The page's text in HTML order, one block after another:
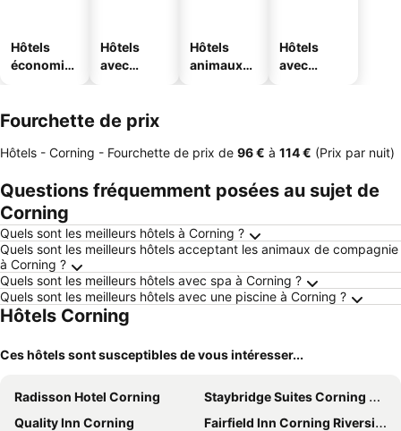
Hôtels
économiq
Hôtels
avec
Hôtels
animaux
Hôtels
avec
Fourchette de prix
Hôtels - Corning - Fourchette de prix de ‎96 € à ‎114 € (Prix par nuit)
Questions fréquemment posées au sujet de
Corning
Quels sont les meilleurs hôtels à Corning ?
Quels sont les meilleurs hôtels acceptant les animaux de compagnie
à Corning ?
Quels sont les meilleurs hôtels avec spa à Corning ?
Quels sont les meilleurs hôtels avec une piscine à Corning ?
Hôtels Corning
Ces hôtels sont susceptibles de vous intéresser...
Radisson Hotel Corning
Staybridge Suites Corning By Ihg
Quality Inn Corning
Fairfield Inn Corning Riverside